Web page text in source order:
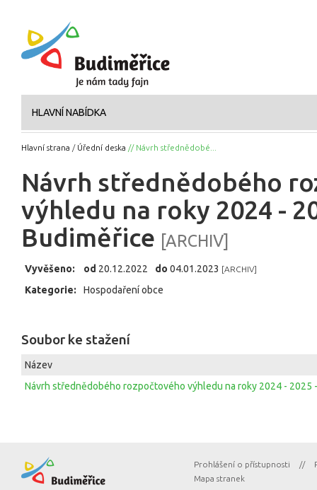
HLAVNÍ NABÍDKA
Hlavní strana / Úřední deska // Návrh střednědobé...
Návrh střednědobého
výhledu na roky 2024 -
Budiměřice [ARCHIV]
Vyvěšeno: od 20.12.2022 do 04.01.2023 [ARCHIV]
Kategorie: Hospodaření obce
Soubor ke stažení
Název
Návrh střednědobého rozpočtového výhledu na roky 2024 - 2025
Prohlášení o přístupnosti //
Mapa stranek